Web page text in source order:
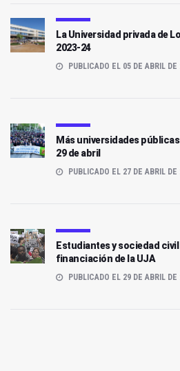
La Universidad privada de
2023-24
PUBLICADO EL 05 DE ABRIL DE
Más universidades
29 de abril
PUBLICADO EL 27 DE ABRIL DE
Estudiantes y sociedad
financiación de la UJA
PUBLICADO EL 29 DE ABRIL DE